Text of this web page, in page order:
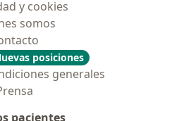
y cookies
somos
posiciones
generales
pacientes